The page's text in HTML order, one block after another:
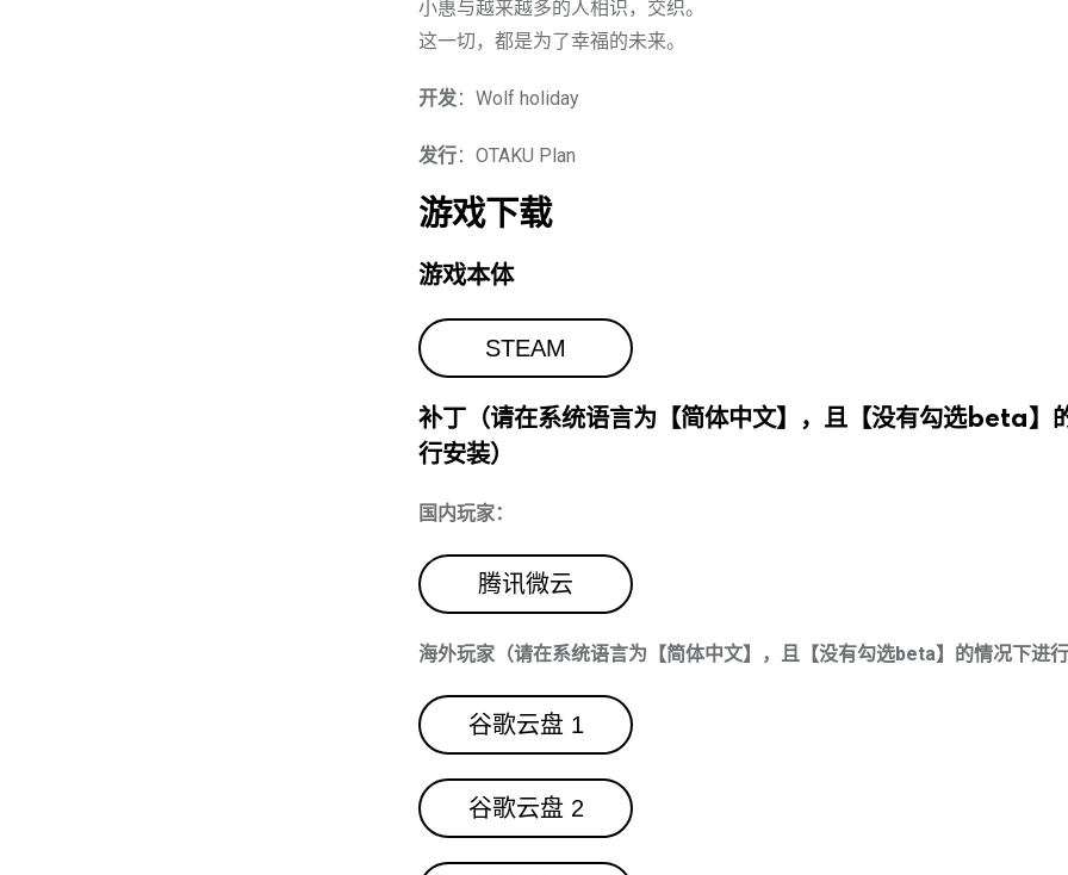
小惠与越来越多的人相识，交织。
这一切，都是为了幸福的未来。
开发：Wolf holiday
发行：OTAKU Plan
游戏下载
游戏本体
STEAM
补丁（请在系统语言为【简体中文】，且【没有勾选beta】
行安装）
国内玩家：
腾讯微云
海外玩家（请在系统语言为【简体中文】，且【没有勾选beta】的情况下进
谷歌云盘 1
谷歌云盘 2